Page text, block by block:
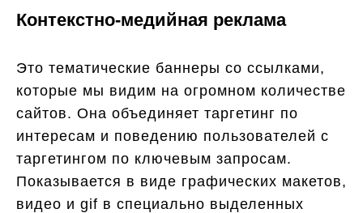
Контекстно-медийная реклама
Это тематические баннеры со ссылками,
которые мы видим на огромном количестве
сайтов. Она объединяет таргетинг по
интересам и поведению пользователей с
таргетингом по ключевым запросам.
Показывается в виде графических макетов,
видео и gif в специально выделенных